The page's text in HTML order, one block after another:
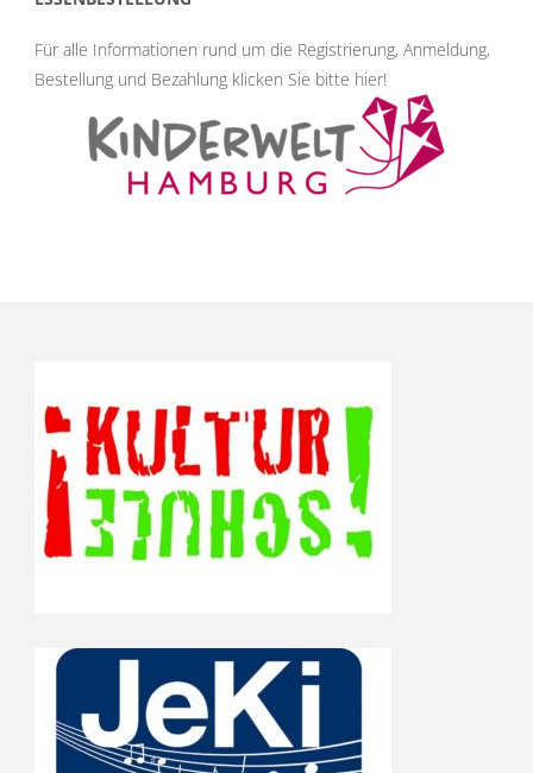
Für alle Informationen rund um die Registrierung, Anmeldung,
Bestellung und Bezahlung klicken Sie bitte hier!